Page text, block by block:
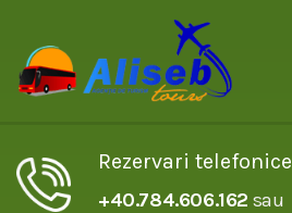
Rezervari telefonice
+40.784.606.162 sau